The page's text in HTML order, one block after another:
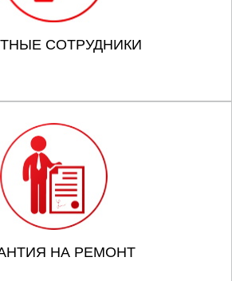
СОТРУДНИКИ
НА РЕМОНТ